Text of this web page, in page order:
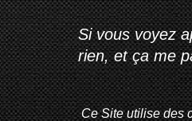
Si vous voyez
rien, et ça me
Ce Site utilise des